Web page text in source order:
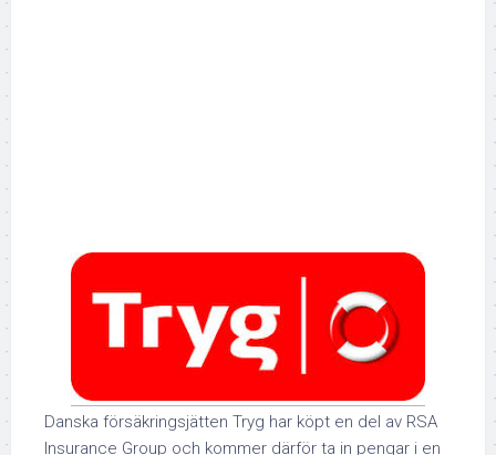
Danska försäkringsjätten Tryg har köpt en del av RSA
Insurance Group och kommer därför ta in pengar i en